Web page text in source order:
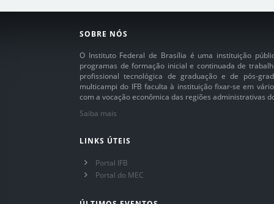
SOBRE NÓS
O Instituto Federal de Brasília é uma instituição
programas de formação inicial e continuada de
profissional tecnológica de graduação e de pós-
multicampi do IFB faculta à instituição fixar-se em
com a vocação econômica das regiões administrativas
Saiba mais
LINKS ÚTEIS
Portal IFB
Portal do MEC